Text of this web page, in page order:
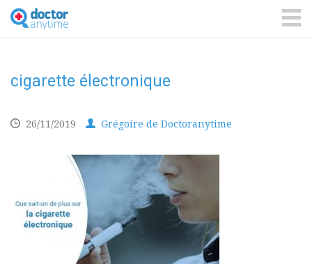
DoctorAnyTime
You
are
cigarette électronique
26/11/2019 Grégoire de Doctoranytime